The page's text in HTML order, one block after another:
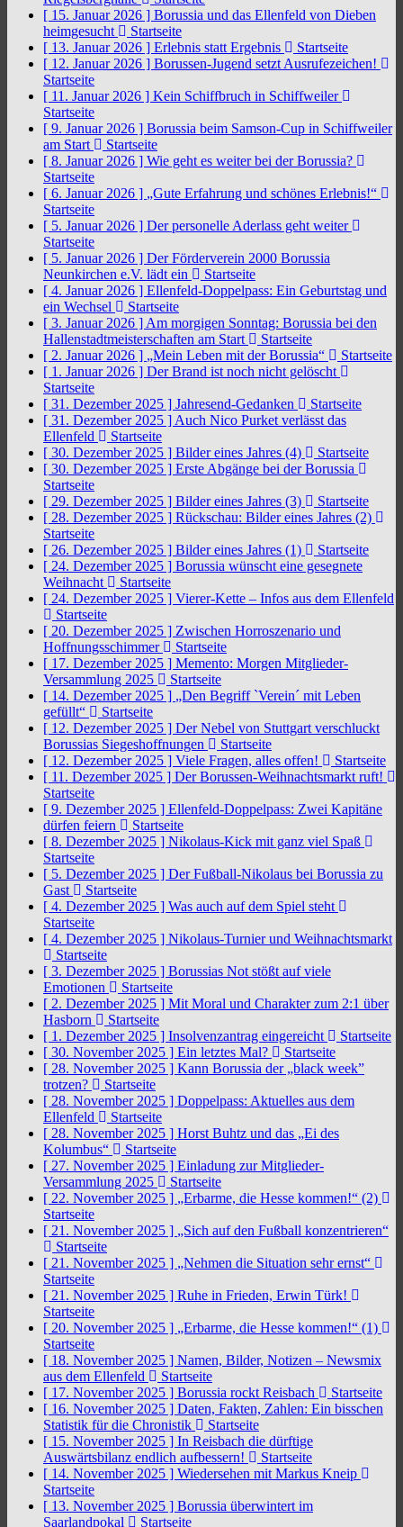
[ 15. Januar 2026 ] Borussia und das Ellenfeld von Dieben
heimgesucht
Startseite
[ 13. Januar 2026 ] Erlebnis statt Ergebnis
Startseite
[ 12. Januar 2026 ] Borussen-Jugend setzt Ausrufezeichen!
Startseite
[ 11. Januar 2026 ] Kein Schiffbruch in Schiffweiler
Startseite
[ 9. Januar 2026 ] Borussia beim Samson-Cup in Schiffweiler
am Start
Startseite
[ 8. Januar 2026 ] Wie geht es weiter bei der Borussia?
Startseite
[ 6. Januar 2026 ] „Gute Erfahrung und schönes Erlebnis!“
Startseite
[ 5. Januar 2026 ] Der personelle Aderlass geht weiter
Startseite
[ 5. Januar 2026 ] Der Förderverein 2000 Borussia
Neunkirchen e.V. lädt ein
Startseite
[ 4. Januar 2026 ] Ellenfeld-Doppelpass: Ein Geburtstag und
ein Wechsel
Startseite
[ 3. Januar 2026 ] Am morgigen Sonntag: Borussia bei den
Hallenstadtmeisterschaften am Start
Startseite
[ 2. Januar 2026 ] „Mein Leben mit der Borussia“
Startseite
[ 1. Januar 2026 ] Der Brand ist noch nicht gelöscht
Startseite
[ 31. Dezember 2025 ] Jahresend-Gedanken
Startseite
[ 31. Dezember 2025 ] Auch Nico Purket verlässt das
Ellenfeld
Startseite
[ 30. Dezember 2025 ] Bilder eines Jahres (4)
Startseite
[ 30. Dezember 2025 ] Erste Abgänge bei der Borussia
Startseite
[ 29. Dezember 2025 ] Bilder eines Jahres (3)
Startseite
[ 28. Dezember 2025 ] Rückschau: Bilder eines Jahres (2)
Startseite
[ 26. Dezember 2025 ] Bilder eines Jahres (1)
Startseite
[ 24. Dezember 2025 ] Borussia wünscht eine gesegnete
Weihnacht
Startseite
[ 24. Dezember 2025 ] Vierer-Kette – Infos aus dem Ellenfeld
Startseite
[ 20. Dezember 2025 ] Zwischen Horroszenario und
Hoffnungsschimmer
Startseite
[ 17. Dezember 2025 ] Memento: Morgen Mitglieder-
Versammlung 2025
Startseite
[ 14. Dezember 2025 ] „Den Begriff `Verein´ mit Leben
gefüllt“
Startseite
[ 12. Dezember 2025 ] Der Nebel von Stuttgart verschluckt
Borussias Siegeshoffnungen
Startseite
[ 12. Dezember 2025 ] Viele Fragen, alles offen!
Startseite
[ 11. Dezember 2025 ] Der Borussen-Weihnachtsmarkt ruft!
Startseite
[ 9. Dezember 2025 ] Ellenfeld-Doppelpass: Zwei Kapitäne
dürfen feiern
Startseite
[ 8. Dezember 2025 ] Nikolaus-Kick mit ganz viel Spaß
Startseite
[ 5. Dezember 2025 ] Der Fußball-Nikolaus bei Borussia zu
Gast
Startseite
[ 4. Dezember 2025 ] Was auch auf dem Spiel steht
Startseite
[ 4. Dezember 2025 ] Nikolaus-Turnier und Weihnachtsmarkt
Startseite
[ 3. Dezember 2025 ] Borussias Not stößt auf viele
Emotionen
Startseite
[ 2. Dezember 2025 ] Mit Moral und Charakter zum 2:1 über
Hasborn
Startseite
[ 1. Dezember 2025 ] Insolvenzantrag eingereicht
Startseite
[ 30. November 2025 ] Ein letztes Mal?
Startseite
[ 28. November 2025 ] Kann Borussia der „black week”
trotzen?
Startseite
[ 28. November 2025 ] Doppelpass: Aktuelles aus dem
Ellenfeld
Startseite
[ 28. November 2025 ] Horst Buhtz und das „Ei des
Kolumbus“
Startseite
[ 27. November 2025 ] Einladung zur Mitglieder-
Versammlung 2025
Startseite
[ 22. November 2025 ] „Erbarme, die Hesse kommen!“ (2)
Startseite
[ 21. November 2025 ] „Sich auf den Fußball konzentrieren“
Startseite
[ 21. November 2025 ] „Nehmen die Situation sehr ernst“
Startseite
[ 21. November 2025 ] Ruhe in Frieden, Erwin Türk!
Startseite
[ 20. November 2025 ] „Erbarme, die Hesse kommen!“ (1)
Startseite
[ 18. November 2025 ] Namen, Bilder, Notizen – Newsmix
aus dem Ellenfeld
Startseite
[ 17. November 2025 ] Borussia rockt Reisbach
Startseite
[ 16. November 2025 ] Daten, Fakten, Zahlen: Ein bisschen
Statistik für die Chronistik
Startseite
[ 15. November 2025 ] In Reisbach die dürftige
Auswärtsbilanz endlich aufbessern!
Startseite
[ 14. November 2025 ] Wiedersehen mit Markus Kneip
Startseite
[ 13. November 2025 ] Borussia überwintert im
Saarlandpokal
Startseite